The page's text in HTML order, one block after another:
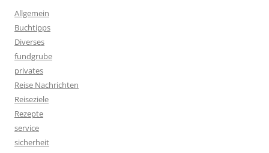
Allgemein
Buchtipps
Diverses
fundgrube
privates
Reise Nachrichten
Reiseziele
Rezepte
service
sicherheit